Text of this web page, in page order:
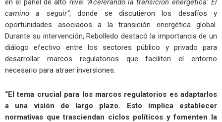
camino a seguir”, donde se discutieron los desafíos y
oportunidades asociados a la transición energética global.
Durante su intervención, Rebolledo destacó la importancia de un
diálogo efectivo entre los sectores público y privado para
desarrollar marcos regulatorios que faciliten el entorno
necesario para atraer inversiones.
“El tema crucial para los marcos regulatorios es adaptarlos
a una visión de largo plazo. Esto implica establecer
normativas que trasciendan ciclos políticos y fomenten la